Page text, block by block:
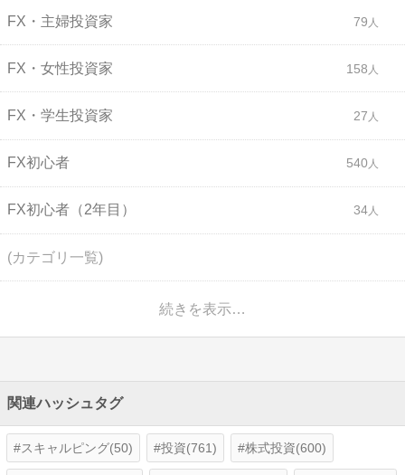
FX・主婦投資家 79
FX・女性投資家 158
FX・学生投資家 27
FX初心者 540
FX初心者（2年目） 34
(カテゴリ一覧)
続きを表示…
関連ハッシュタグ
スキャルピング(50) 投資(761) 株式投資(600)